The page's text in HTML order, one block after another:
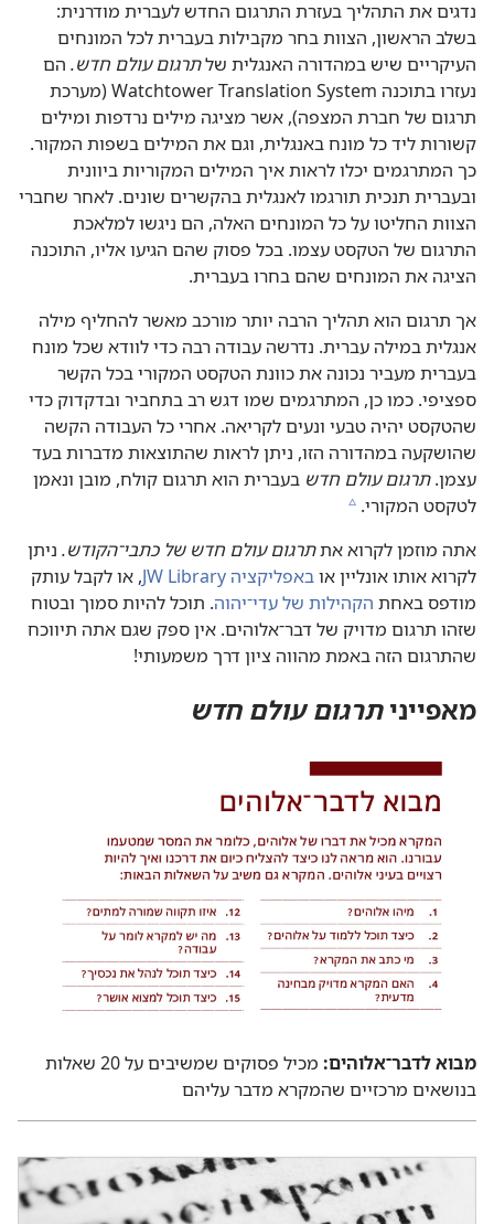
נדגים את התהליך בעזרת התרגום החדש לעברית מודרנית:‏
בשלב הראשון,‏ הצוות בחר מקבילות בעברית לכל המונחים
העיקריים שיש במהדורה האנגלית שלתרגום עולם חדש.‏ הם
נעזרו בתוכנה Watchtower Translation System (‏מערכת
תרגום של חברת המצפה)‏,‏ אשר מציגה מילים נרדפות ומילים
קשורות ליד כל מונח באנגלית,‏ וגם את המילים בשפות המקור.‏
כך המתרגמים יכלו לראות איך המילים המקוריות ביוונית
ובעברית תנכית תורגמו לאנגלית בהקשרים שונים.‏ לאחר שחברי
הצוות החליטו על כל המונחים האלה,‏ הם ניגשו למלאכת
התרגום של הטקסט עצמו.‏ בכל פסוק שהם הגיעו אליו,‏ התוכנה
הציגה את המונחים שהם בחרו בעברית.‏
אך תרגום הוא תהליך הרבה יותר מורכב מאשר להחליף מילה
אנגלית במילה עברית.‏ נדרשה עבודה רבה כדי לוודא שכל מונח
בעברית מעביר נכונה את כוונת הטקסט המקורי בכל הקשר
ספציפי.‏ כמו כן,‏ המתרגמים שמו דגש רב בתחביר ובדקדוק כדי
שהטקסט יהיה טבעי ונעים לקריאה.‏ אחרי כל העבודה הקשה
שהושקעה במהדורה הזו,‏ ניתן לראות שהתוצאות מדברות בעד
עצמן.‏תרגום עולם חדש בעברית הוא תרגום קולח,‏ מובן ונאמן
לטקסט המקורי.‏ c
אתה מוזמן לקרוא אתתרגום עולם חדש של כתבי־הקודש.‏ ניתן
לקרוא אותו אונליין אובאפליקציה JW Library
‏, או לקבל עותק
מודפס באחת הקהילות של עדי־יהוה‏.‏ תוכל להיות סמוך ובטוח
שזהו תרגום מדויק של דבר־אלוהים.‏ אין ספק שגם אתה תיווכח
שהתרגום הזה באמת מהווה ציון דרך משמעותי!‏
מאפייניתרגום עולם חדש
מבוא לדבר־אלוהים:‏
מכיל פסוקים שמשיבים על 20 שאלות
בנושאים מרכזיים שהמקרא מדבר עליהם